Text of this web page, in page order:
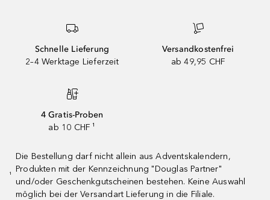
Schnelle Lieferung
2–4 Werktage Lieferzeit
Versandkostenfrei
ab 49,95 CHF
4 Gratis-Proben
ab 10 CHF ¹
¹
Die Bestellung darf nicht allein aus Adventskalendern,
Produkten mit der Kennzeichnung "Douglas Partner"
und/oder Geschenkgutscheinen bestehen. Keine Auswahl
möglich bei der Versandart Lieferung in die Filiale.